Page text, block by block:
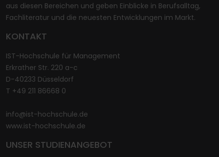
aus diesen Bereichen und geben Einblicke in Berufsalltag,
Fachliteratur und die neuesten Entwicklungen im Markt.
KONTAKT
IST-Hochschule für Management
Erkrather Str. 220 a-c
D-40233 Düsseldorf
T +49 211 86668 0
info@ist-hochschule.de
www.ist-hochschule.de
UNSER STUDIENANGEBOT